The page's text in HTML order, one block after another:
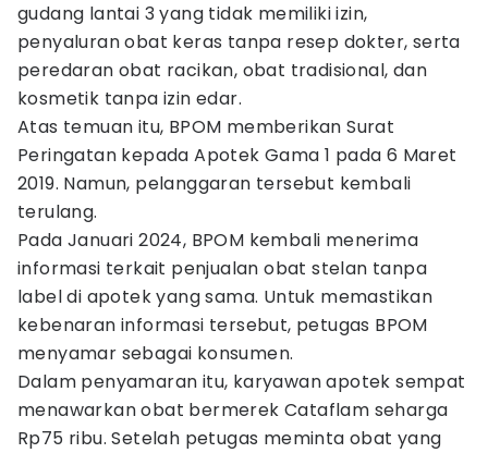
gudang lantai 3 yang tidak memiliki izin,
penyaluran obat keras tanpa resep dokter, serta
peredaran obat racikan, obat tradisional, dan
kosmetik tanpa izin edar.
Atas temuan itu, BPOM memberikan Surat
Peringatan kepada Apotek Gama 1 pada 6 Maret
2019. Namun, pelanggaran tersebut kembali
terulang.
Pada Januari 2024, BPOM kembali menerima
informasi terkait penjualan obat stelan tanpa
label di apotek yang sama. Untuk memastikan
kebenaran informasi tersebut, petugas BPOM
menyamar sebagai konsumen.
Dalam penyamaran itu, karyawan apotek sempat
menawarkan obat bermerek Cataflam seharga
Rp75 ribu. Setelah petugas meminta obat yang